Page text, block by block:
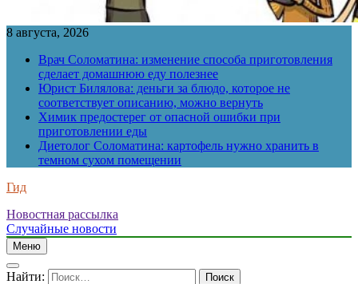
8 августа, 2026
Врач Соломатина: изменение способа приготовления
сделает домашнюю еду полезнее
Юрист Билялова: деньги за блюдо, которое не
соответствует описанию, можно вернуть
Химик предостерег от опасной ошибки при
приготовлении еды
Диетолог Соломатина: картофель нужно хранить в
темном сухом помещении
Гид
Новостная рассылка
Случайные новости
Меню
Найти: